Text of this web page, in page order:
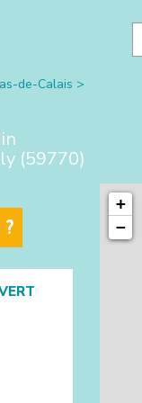
de-Calais >
(59770)
+
−